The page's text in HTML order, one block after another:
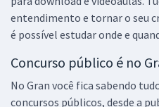
entendimento e tornar o seu
é possível estudar onde e
Concurso público é no
No Gran você fica sabendo
concursos públicos, desde a